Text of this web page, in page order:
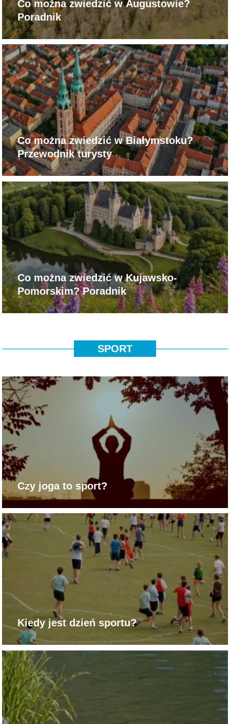
Co można zwiedzić w Augustowie?
Poradnik
Co można zwiedzić w Białymstoku?
Przewodnik turysty
Co można zwiedzić w Kujawsko-
Pomorskim? Poradnik
SPORT
Czy joga to sport?
Kiedy jest dzień sportu?